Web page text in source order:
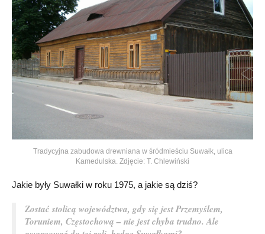
Tradycyjna zabudowa drewniana w śródmieściu Suwałk, ulica
Kamedulska. Zdjęcie: T. Chlewiński
Jakie były Suwałki w roku 1975, a jakie są dziś?
Zostać stolicą województwa, gdy się jest Przemyślem,
Toruniem, Częstochową – nie jest chyba trudno. Ale